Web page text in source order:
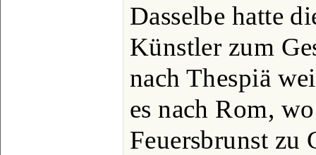
Dasselbe hatte
Künstler zum
nach Thespiä
es nach Rom,
Feuersbrunst zu